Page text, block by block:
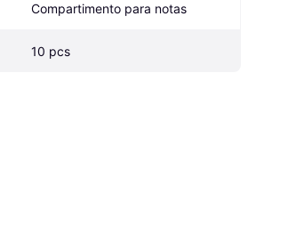
Compartimento para notas
10 pcs